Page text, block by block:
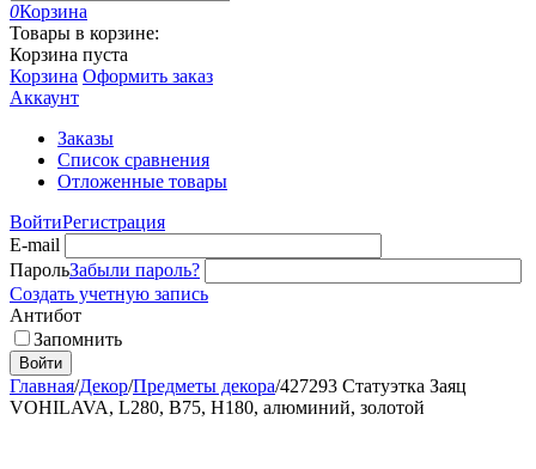
0Корзина
Товары в корзине:
Корзина пуста
Корзина Оформить заказ
Аккаунт
Заказы
Список сравнения
Отложенные товары
ВойтиРегистрация
E-mail
ПарольЗабыли пароль?
Создать учетную запись
Антибот
Запомнить
Войти
Главная/Декор/Предметы декора/427293 Статуэтка Заяц
VOHILAVA, L280, B75, H180, алюминий, золотой